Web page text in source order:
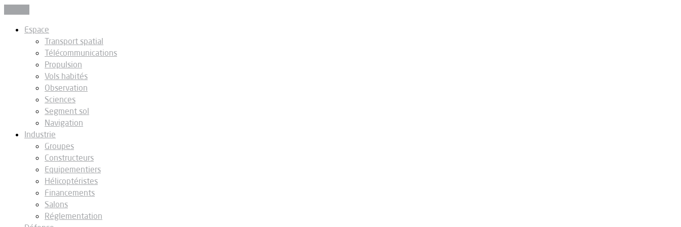
Espace
Transport spatial
Télécommunications
Propulsion
Vols habités
Observation
Sciences
Segment sol
Navigation
Industrie
Groupes
Constructeurs
Equipementiers
Hélicoptéristes
Financements
Salons
Réglementation